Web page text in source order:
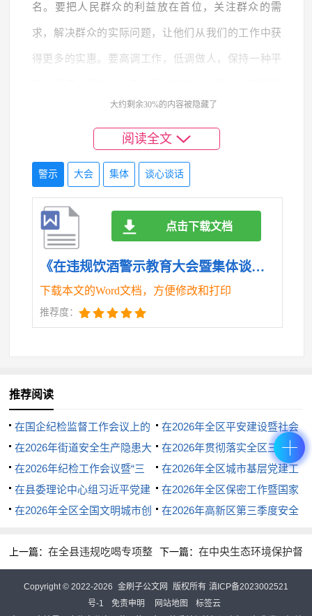
名。要把人民群众的利益放在首位，关注群众的需
求，解决群众的实际问题，让他们从我们的工作中获
得更多的实惠。要高调工作，低调做人，保持一种平
守自己的原则和底线，不为名利所动，不为权势所
屈。要把精力集中在工作上，认真思考如何为群众多
办事、办好事，用实际行动践行党的宗旨，维护群众
的利益。
第三，正确认识权力，增强法纪意识，保持勤勉
尽责，做到忠于职守。党的二十大报告对全面从严治
党提出了新的要求，全面建设社会主义现代化国家、
全面推进中华民族伟大复兴，关键在党。我们必须弘
设得更加坚强有力，为中国特色社会主义事业的发展
提供坚强保障。为了全面落实党要管党、全面从严治
党的要求，每一位党员同志都要坚定决心、鼓足勇
气，在法纪方面严格要求自己，毫不松懈。强化法纪
意识，营造风清气正的氛围，要发扬持之以恒的精
断取得作风建设的新成效。要提升政治素养，深入学
习理论政策，做一个坚定的信仰者和忠实的践行者，
加强党性锻炼，在工作中自觉践行党的要求，筑牢思
大约剩余30%的内容被隐藏了
阅读全文
警示 大会 集体 谈心谈话
《在违规饮酒警示教育大会暨集体谈心谈话讲话提纲.doc》
下载本文的Word文档，方便修改和打印
推荐度：
点击下载文档
推荐阅读
在国企纪检监督工作会议上的
讲话
在2026年全区平安建设暨社会
治理工作会议上的讲话
在2026年街道安全生产隐患大
排查大整治大培训大提升工作部
署会上的讲话
在2026年贯彻落实全区三季度
重点工作推进会上的讲话
在2026年纪检工作会议暨“三
化”建设推进会上的讲话
在2026年全区城市基层党建工
作推进会议上的讲话
在县委理论中心组习近平党建
思想专题研讨学习会上的发言材
在2026年全区保密工作暨国家
安全教育推进会上的讲话
在2026年全区全国文明城市创
在2026年高新区第三季度安全
上一篇：在全县违规吃喝专项整
下一篇： 在中央生态环境保护督
Copyright © 2022-2026 金刷子公文网 版权所有 滇ICP备2023002521
号-1
免责申明 网站地图
标签云